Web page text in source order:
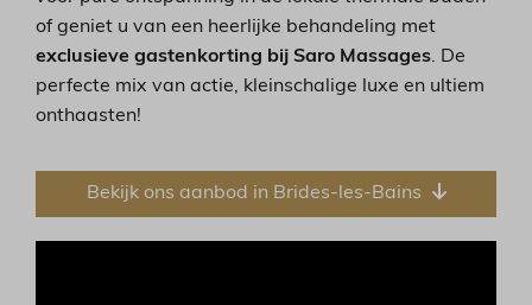
of geniet u van een heerlijke behandeling met
exclusieve gastenkorting bij Saro Massages. De
perfecte mix van actie, kleinschalige luxe en ultiem
onthaasten!
Bekijk ons aanbod in Brides-les-Bains